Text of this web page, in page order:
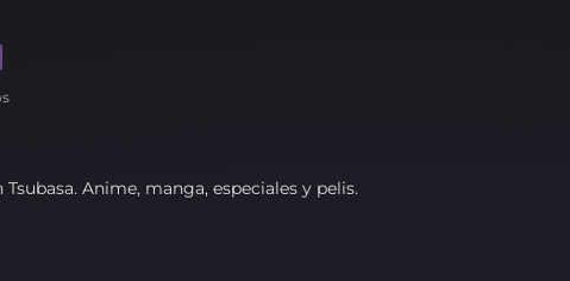
Anime, manga, especiales y pelis.